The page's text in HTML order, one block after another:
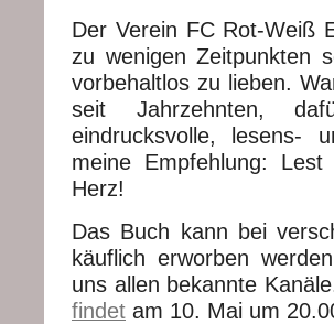
Der Verein FC Rot-Weiß
zu wenigen Zeitpunkten
vorbehaltlos zu lieben.
seit Jahrzehnten,
eindrucksvolle, lesens-
meine Empfehlung:
Herz!
Das Buch kann bei
käuflich erworben
uns allen bekannte
findet am 10. Mai um